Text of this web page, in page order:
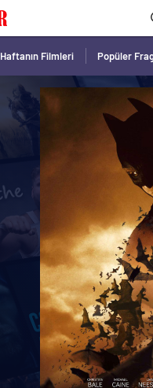
Haftanın Filmleri Popüler